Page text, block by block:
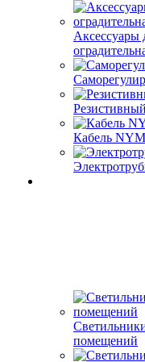
Аксессуары
Кабель NYM
помещений